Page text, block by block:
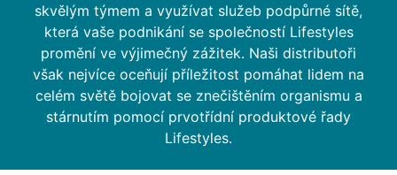
skvělým týmem a využívat služeb podpůrné sítě,
která vaše podnikání se společností Lifestyles
promění ve výjimečný zážitek. Naši distributoři
však nejvíce oceňují příležitost pomáhat lidem na
celém světě bojovat se znečištěním organismu a
stárnutím pomocí prvotřídní produktové řady
Lifestyles.